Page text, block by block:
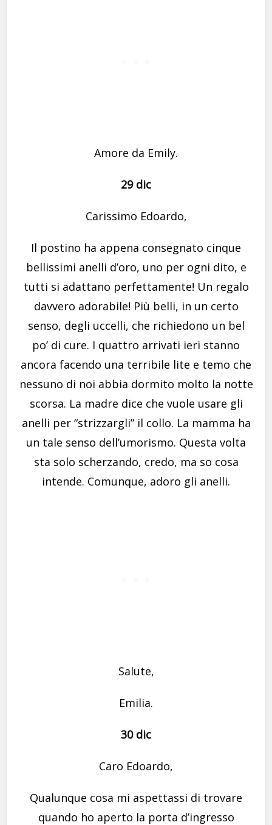
Amore da Emily.
29 dic
Carissimo Edoardo,
Il postino ha appena consegnato cinque
bellissimi anelli d’oro, uno per ogni dito, e
tutti si adattano perfettamente! Un regalo
davvero adorabile! Più belli, in un certo
senso, degli uccelli, che richiedono un bel
po’ di cure. I quattro arrivati ​​ieri stanno
ancora facendo una terribile lite e temo che
nessuno di noi abbia dormito molto la notte
scorsa. La madre dice che vuole usare gli
anelli per “strizzargli” il collo. La mamma ha
un tale senso dell’umorismo. Questa volta
sta solo scherzando, credo, ma so cosa
intende. Comunque, adoro gli anelli.
Salute,
Emilia.
30 dic
Caro Edoardo,
Qualunque cosa mi aspettassi di trovare
quando ho aperto la porta d’ingresso